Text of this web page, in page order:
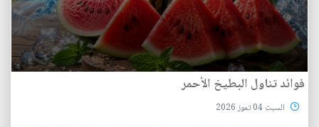
فوائد تناول البطيخ الأحمر
السبت 04 تموز 2026